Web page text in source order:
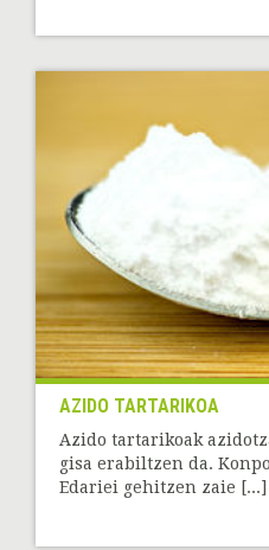
AZIDO TARTARIKOA
Azido tartarikoak
gisa erabiltzen da.
Edariei gehitzen zaie [...]